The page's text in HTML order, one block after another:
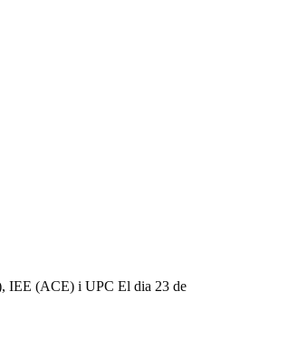
IEE (ACE) i UPC El dia 23 de